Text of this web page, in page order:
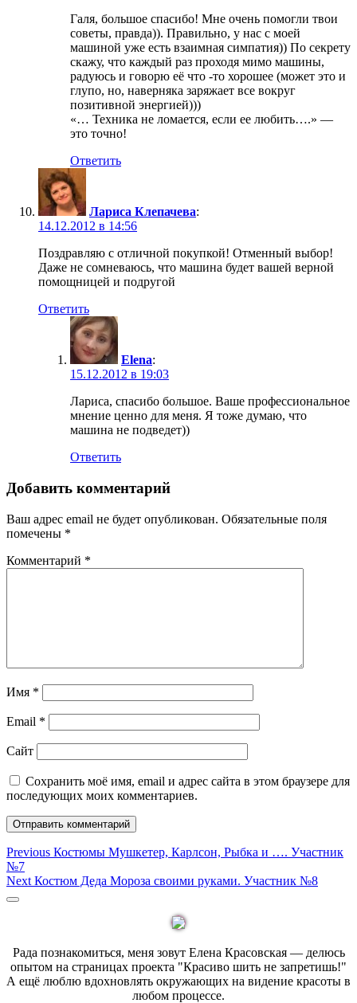
Галя, большое спасибо! Мне очень помогли твои
советы, правда)). Правильно, у нас с моей
машиной уже есть взаимная симпатия)) По секрету
скажу, что каждый раз проходя мимо машины,
радуюсь и говорю её что -то хорошее (может это и
глупо, но, наверняка заряжает все вокруг
позитивной энергией)))
«… Техника не ломается, если ее любить….» —
это точно!
Ответить
Лариса Клепачева:
14.12.2012 в 14:56
Поздравляю с отличной покупкой! Отменный выбор!
Даже не сомневаюсь, что машина будет вашей верной
помощницей и подругой
Ответить
Elena:
15.12.2012 в 19:03
Лариса, спасибо большое. Ваше профессиональное
мнение ценно для меня. Я тоже думаю, что
машина не подведет))
Ответить
Добавить комментарий
Ваш адрес email не будет опубликован. Обязательные поля
помечены *
Комментарий *
Имя *
Email *
Сайт
Сохранить моё имя, email и адрес сайта в этом браузере для
последующих моих комментариев.
Навигация
по
записям
Previous Previous
Костюмы Мушкетер, Карлсон, Рыбка и …. Участник
№7
Next Next
Костюм Деда Мороза своими руками. Участник №8
Sidebar
Рада познакомиться, меня зовут Елена Красовская — делюсь
опытом на страницах проекта "Красиво шить не запретишь!"
А ещё люблю вдохновлять окружающих на видение красоты в
любом процессе.